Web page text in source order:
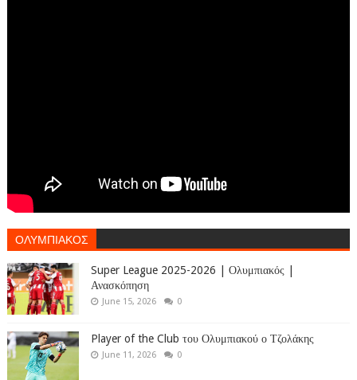
ΟΛΥΜΠΙΑΚΟΣ
Super League 2025-2026 | Ολυμπιακός |
Ανασκόπηση
June 15, 2026 0
Player of the Club του Ολυμπιακού ο Τζολάκης
June 11, 2026 0